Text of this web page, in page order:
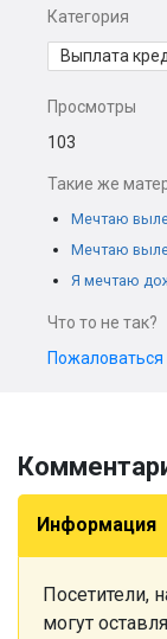
Категория
Выплата
Просмотры
103
Такие же
Мечтаю
Мечтаю
Я мечтаю
Что то не так?
Пожаловаться
Информация
Посетители,
могут